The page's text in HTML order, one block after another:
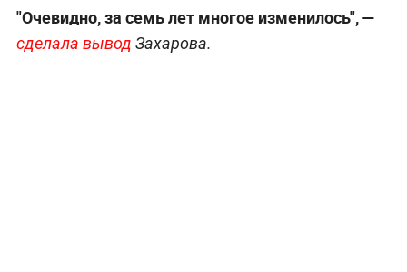
"Очевидно, за семь лет многое изменилось", —
сделала вывод Захарова.